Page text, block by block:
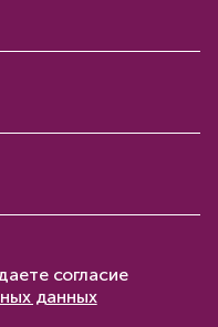
согласие
данных